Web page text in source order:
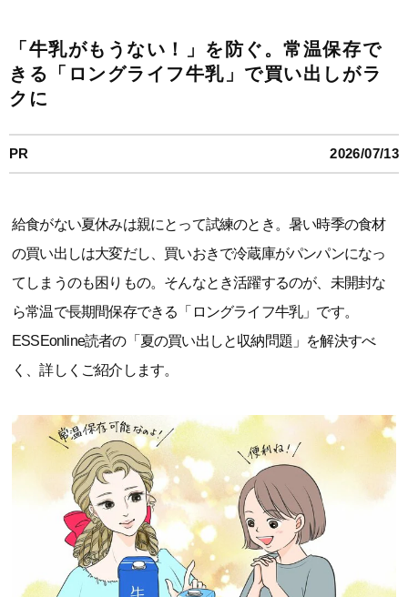
「牛乳がもうない！」を防ぐ。常温保存で
きる「ロングライフ牛乳」で買い出しがラ
クに
PR 2026/07/13
給食がない夏休みは親にとって試練のとき。暑い時季の食材
の買い出しは大変だし、買いおきで冷蔵庫がパンパンになっ
てしまうのも困りもの。そんなとき活躍するのが、未開封な
ら常温で長期間保存できる「ロングライフ牛乳」です。
ESSEonline読者の「夏の買い出しと収納問題」を解決すべ
く、詳しくご紹介します。